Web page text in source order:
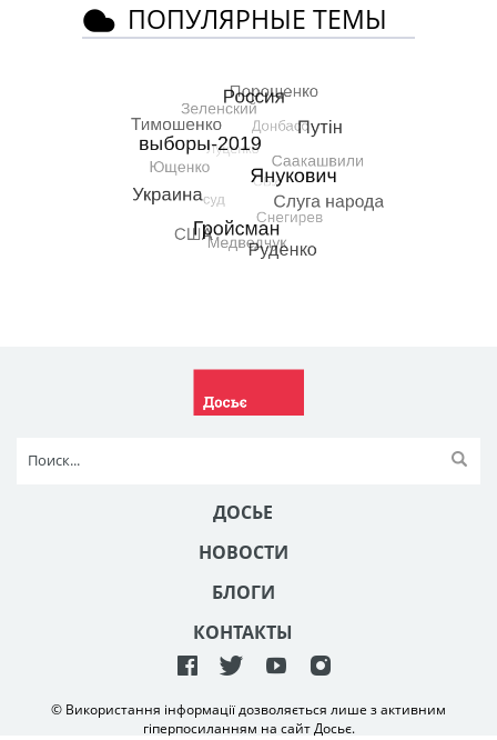
ПОПУЛЯРНЫЕ ТЕМЫ
ДОСЬЕ
НОВОСТИ
БЛОГИ
КОНТАКТЫ
© Використання інформації дозволяється лише з активним
гіперпосиланням на сайт Досьє.